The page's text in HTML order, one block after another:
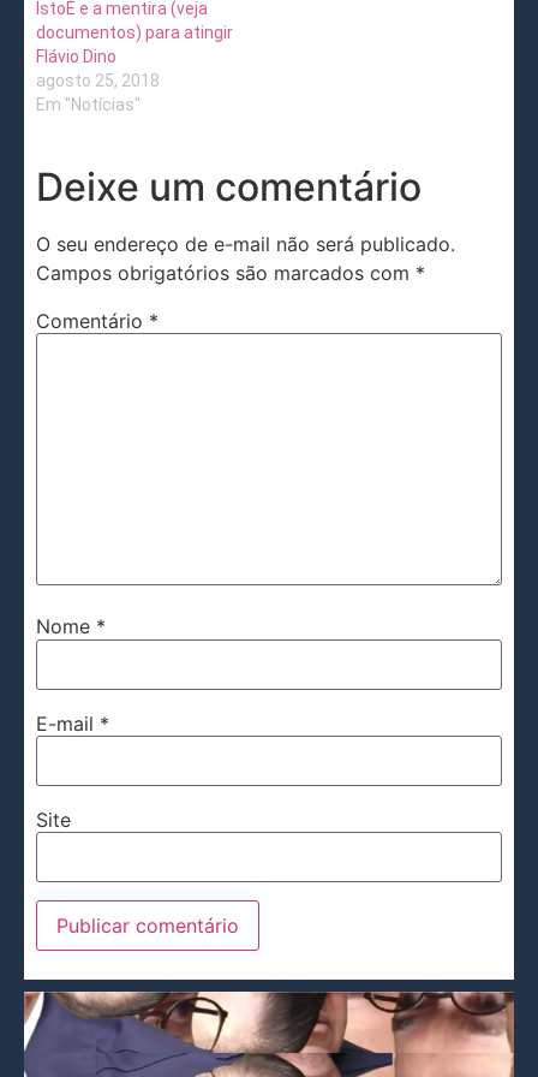
IstoÉ e a mentira (veja
documentos) para atingir
Flávio Dino
agosto 25, 2018
Em "Notícias"
Deixe um comentário
O seu endereço de e-mail não será publicado.
Campos obrigatórios são marcados com *
Comentário *
Nome *
E-mail *
Site